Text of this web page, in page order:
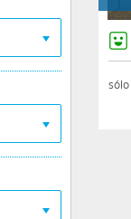
sólo